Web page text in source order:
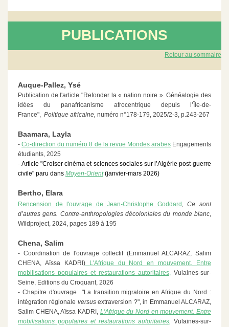
PUBLICATIONS
Retour au sommaire
Auque-Pallez, Ysé
Publication de l'article "Refonder la « nation noire ». Généalogie des
idées du panafricanisme afrocentrique depuis l’Île-de-
France", Politique africaine, numéro n°178-179, 2025/2-3, p.243-267
Baamara, Layla
-Co-direction du numéro 8 de la revue Mondes arabesEngagements
étudiants, 2025
- Article "Croiser cinéma et sciences sociales sur l’Algérie post-guerre
civile" paru dans Moyen-Orient(janvier-mars 2026)
Bertho, Elara
Rencension de l'ouvrage deJean-Christophe Goddard, Ce sont
d’autres gens. Contre-anthropologies décoloniales du monde blanc,
Wildproject, 2024, pages 189 à 195
Chena, Salim
- Coordination de l'ouvrage collectif (Emmanuel ALCARAZ, Salim
CHENA, Aïssa KADRI)
L'Afrique du Nord en mouvement. Entre
mobilisations populaires et restaurations autoritaires, Vulaines-sur-
Seine, Editions du Croquant, 2026
- Chapitre d'ouvrage "La transition migratoire en Afrique du Nord :
intégration régionale versusextraversion ?", in Emmanuel ALCARAZ,
Salim CHENA, Aïssa KADRI, L'Afrique du Nord en mouvement. Entre
mobilisations populaires et restaurations autoritaires, Vulaines-sur-